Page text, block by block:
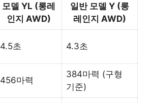
모델 YL (롱레
인지 AWD)
일반 모델 Y (롱
레인지 AWD)
4.5초 4.3초
456마력
384마력 (구형
기준)